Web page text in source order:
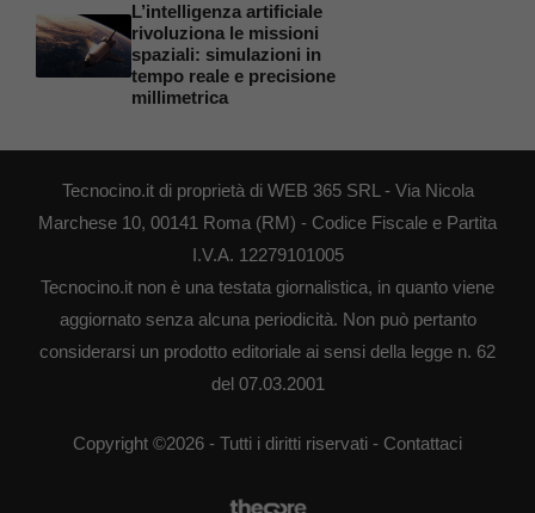
L’intelligenza artificiale
rivoluziona le missioni
spaziali: simulazioni in
tempo reale e precisione
millimetrica
Tecnocino.it di proprietà di WEB 365 SRL - Via Nicola
Marchese 10, 00141 Roma (RM) - Codice Fiscale e Partita
I.V.A. 12279101005
Tecnocino.it non è una testata giornalistica, in quanto viene
aggiornato senza alcuna periodicità. Non può pertanto
considerarsi un prodotto editoriale ai sensi della legge n. 62
del 07.03.2001
Copyright ©2026 - Tutti i diritti riservati - Contattaci